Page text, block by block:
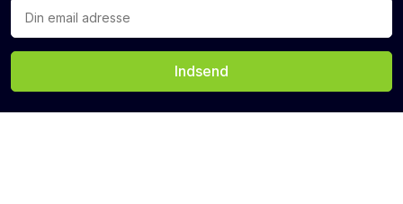
Indsend